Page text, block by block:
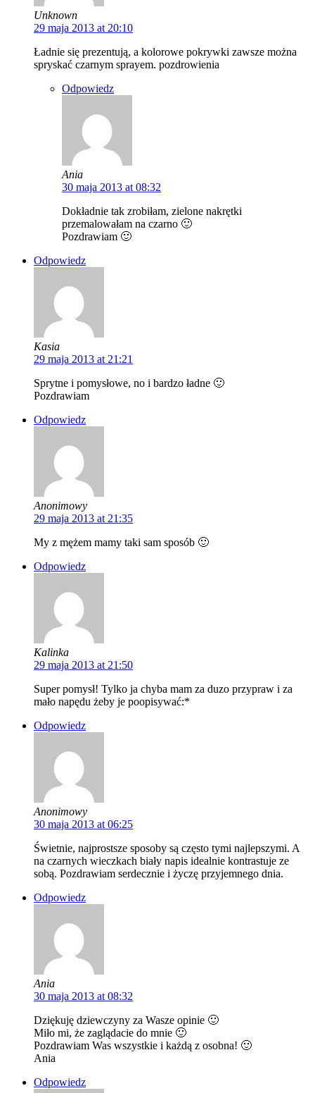
Unknown
29 maja 2013 at 20:10
Ładnie się prezentują, a kolorowe pokrywki zawsze można
spryskać czarnym sprayem. pozdrowienia
Odpowiedz
Ania
30 maja 2013 at 08:32
Dokładnie tak zrobiłam, zielone nakrętki
przemalowałam na czarno 🙂
Pozdrawiam 🙂
Odpowiedz
Kasia
29 maja 2013 at 21:21
Sprytne i pomysłowe, no i bardzo ładne 🙂
Pozdrawiam
Odpowiedz
Anonimowy
29 maja 2013 at 21:35
My z mężem mamy taki sam sposób 🙂
Odpowiedz
Kalinka
29 maja 2013 at 21:50
Super pomysł! Tylko ja chyba mam za duzo przypraw i za
mało napędu żeby je poopisywać:*
Odpowiedz
Anonimowy
30 maja 2013 at 06:25
Świetnie, najprostsze sposoby są często tymi najlepszymi. A
na czarnych wieczkach biały napis idealnie kontrastuje ze
sobą. Pozdrawiam serdecznie i życzę przyjemnego dnia.
Odpowiedz
Ania
30 maja 2013 at 08:32
Dziękuję dziewczyny za Wasze opinie 🙂
Miło mi, że zaglądacie do mnie 🙂
Pozdrawiam Was wszystkie i każdą z osobna! 🙂
Ania
Odpowiedz